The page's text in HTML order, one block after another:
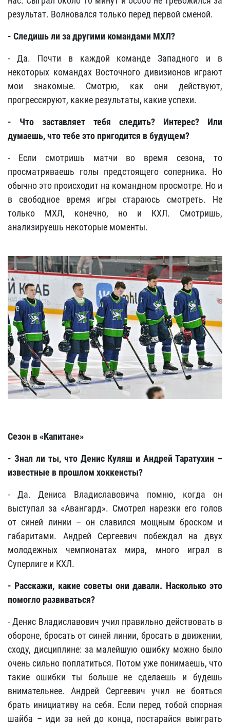
результат. Волновался только перед первой сменой.
- Следишь ли за другими командами МХЛ?
- Да. Почти в каждой команде Западного и в
некоторых командах Восточного дивизионов играют
мои знакомые. Смотрю, как они действуют,
прогрессируют, какие результаты, какие успехи.
- Что заставляет тебя следить? Интерес? Или
думаешь, что тебе это пригодится в будущем?
- Если смотришь матчи во время сезона, то
просматриваешь голы предстоящего соперника. Но
обычно это происходит на командном просмотре. Но и
в свободное время игры стараюсь смотреть. Не
только МХЛ, конечно, но и КХЛ. Смотришь,
анализируешь некоторые моменты.
Сезон в «Капитане»
- Знал ли ты, что Денис Куляш и Андрей Таратухин –
известные в прошлом хоккеисты?
- Да. Дениса Владиславовича помню, когда он
выступал за «Авангард». Смотрел нарезки его голов
от синей линии – он славился мощным броском и
габаритами. Андрей Сергеевич побеждал на двух
молодежных чемпионатах мира, много играл в
Суперлиге и КХЛ.
- Расскажи, какие советы они давали. Насколько это
помогло развиваться?
- Денис Владиславович учил правильно действовать в
обороне, бросать от синей линии, бросать в движении,
сходу, дисциплине: за малейшую ошибку можно было
очень сильно поплатиться. Потом уже понимаешь, что
такие ошибки ты больше не сделаешь и будешь
внимательнее. Андрей Сергеевич учил не бояться
брать инициативу на себя. Если перед тобой спорная
шайба – иди за ней до конца, постарайся выиграть